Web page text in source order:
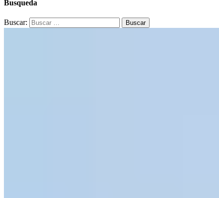
Busqueda
Buscar: